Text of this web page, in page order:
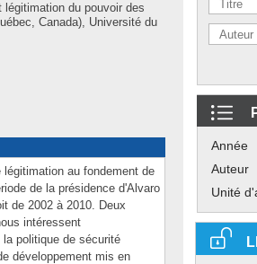
légitimation du pouvoir des
Canada), Université du
légitimation au fondement de
de la présidence d'Alvaro
de 2002 à 2010. Deux
intéressent
politique de sécurité
développement mis en
Année
Auteur
Unité